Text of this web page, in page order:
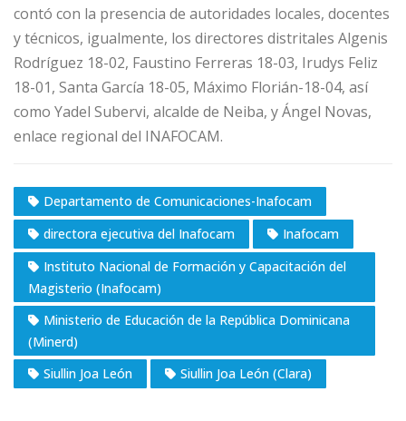
contó con la presencia de autoridades locales, docentes
y técnicos, igualmente, los directores distritales Algenis
Rodríguez 18-02, Faustino Ferreras 18-03, Irudys Feliz
18-01, Santa García 18-05, Máximo Florián-18-04, así
como Yadel Subervi, alcalde de Neiba, y Ángel Novas,
enlace regional del INAFOCAM.
Departamento de Comunicaciones-Inafocam
directora ejecutiva del Inafocam
Inafocam
Instituto Nacional de Formación y Capacitación del
Magisterio (Inafocam)
Ministerio de Educación de la República Dominicana
(Minerd)
Siullin Joa León
Siullin Joa León (Clara)